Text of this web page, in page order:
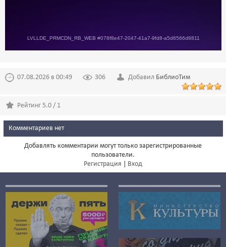
07.08.2026 в 00:49 306 Добавил БиблиоТим
Рейтинг 5.0 / 1
Комментариев нет
Добавлять комментарии могут только зарегистрированные
пользователи.
Регистрация
Вход